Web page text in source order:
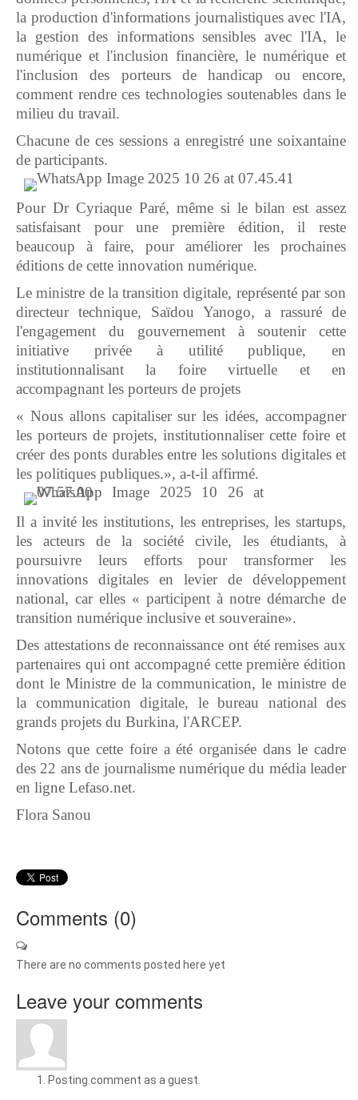
la production d'informations journalistiques avec l'IA,
la gestion des informations sensibles avec l'IA, le
numérique et l'inclusion financière, le numérique et
l'inclusion des porteurs de handicap ou encore,
comment rendre ces technologies soutenables dans le
milieu du travail.
Chacune de ces sessions a enregistré une soixantaine
de participants.
Pour Dr Cyriaque Paré, même si le bilan est assez
satisfaisant pour une première édition, il reste
beaucoup à faire, pour améliorer les prochaines
éditions de cette innovation numérique.
Le ministre de la transition digitale, représenté par son
directeur technique, Saïdou Yanogo, a rassuré de
l'engagement du gouvernement à soutenir cette
initiative privée à utilité publique, en
institutionnalisant la foire virtuelle et en
accompagnant les porteurs de projets
« Nous allons capitaliser sur les idées, accompagner
les porteurs de projets, institutionnaliser cette foire et
créer des ponts durables entre les solutions digitales et
les politiques publiques.», a-t-il affirmé.
Il a invité les institutions, les entreprises, les startups,
les acteurs de la société civile, les étudiants, à
poursuivre leurs efforts pour transformer les
innovations digitales en levier de développement
national, car elles « participent à notre démarche de
transition numérique inclusive et souveraine».
Des attestations de reconnaissance ont été remises aux
partenaires qui ont accompagné cette première édition
dont le Ministre de la communication, le ministre de
la communication digitale, le bureau national des
grands projets du Burkina, l'ARCEP.
Notons que cette foire a été organisée dans le cadre
des 22 ans de journalisme numérique du média leader
en ligne Lefaso.net.
Flora Sanou
Comments (0)
There are no comments posted here yet
Leave your comments
Posting comment as a guest.